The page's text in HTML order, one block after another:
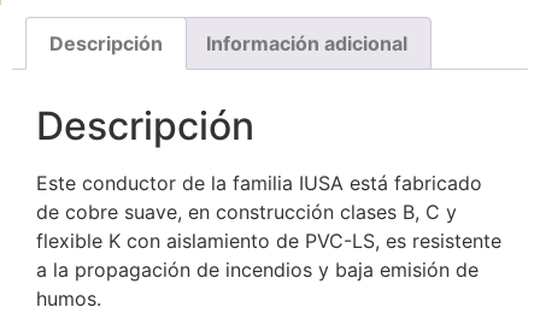
Descripción Información adicional
Descripción
Este conductor de la familia IUSA está fabricado
de cobre suave, en construcción clases B, C y
flexible K con aislamiento de PVC-LS, es resistente
a la propagación de incendios y baja emisión de
humos.